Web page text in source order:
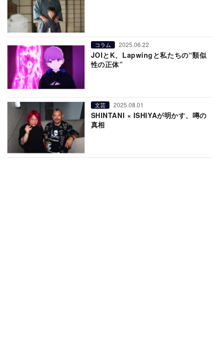
コラム 2025.06.22
JOIとK、Lapwingと私たちの“類似
性の正体”
文芸 2025.08.01
SHINTANI × ISHIYAが明かす、噂の
真相